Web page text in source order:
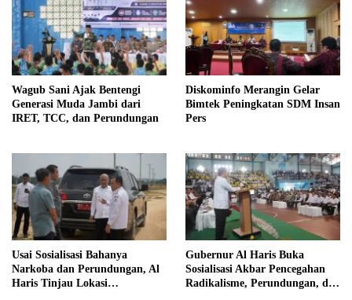
Wagub Sani Ajak Bentengi
Generasi Muda Jambi dari
IRET, TCC, dan Perundungan
Diskominfo Merangin Gelar
Bimtek Peningkatan SDM Insan
Pers
Usai Sosialisasi Bahanya
Narkoba dan Perundungan, Al
Haris Tinjau Lokasi
Gubernur Al Haris Buka
Sosialisasi Akbar Pencegahan
Radikalisme, Perundungan, dan